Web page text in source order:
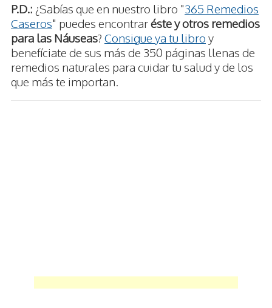
P.D.: ¿Sabías que en nuestro libro "365 Remedios
Caseros" puedes encontraréste y otros remedios
para las Náuseas? Consigue ya tu libro y
benefíciate de sus más de 350 páginas llenas de
remedios naturales para cuidar tu salud y de los
que más te importan.